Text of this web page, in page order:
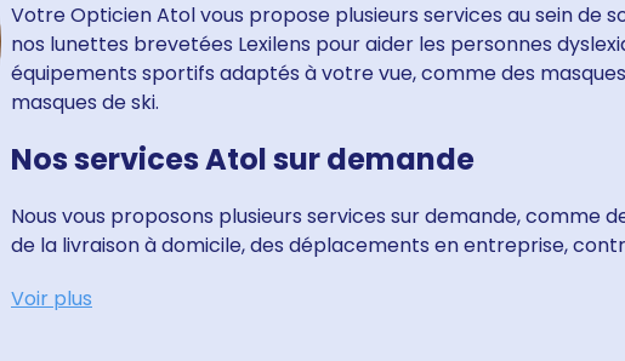
Votre Opticien Atol vous propose plusieurs services au sein de
nos lunettes brevetées Lexilens pour aider les personnes
équipements sportifs adaptés à votre vue, comme des
masques de ski.
Nos services Atol sur demande
Nous vous proposons plusieurs services sur demande, comme
de la livraison à domicile, des déplacements en entreprise,
Voir plus